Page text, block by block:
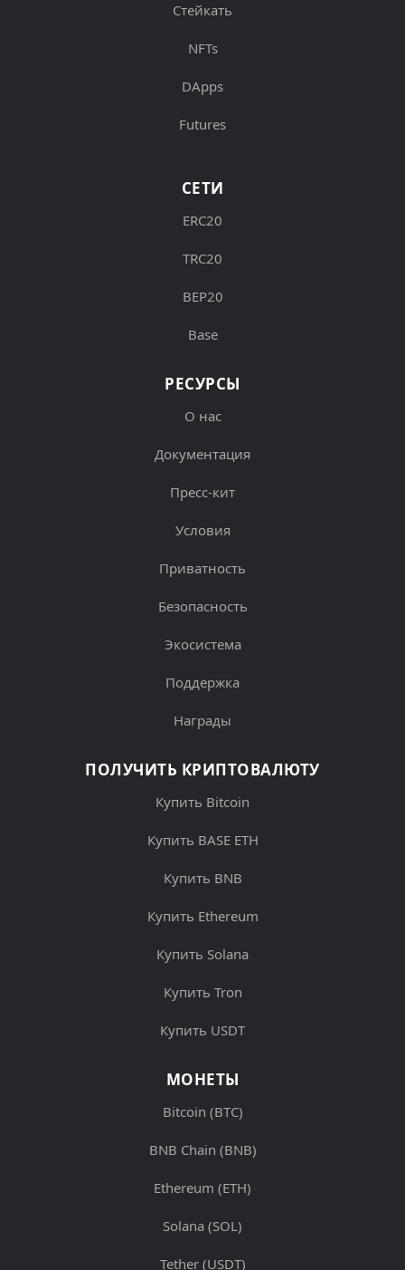
Стейкать
NFTs
DApps
Futures
СЕТИ
ERC20
TRC20
BEP20
Base
РЕСУРСЫ
О нас
Документация
Пресс-кит
Условия
Приватность
Безопасность
Экосистема
Поддержка
Награды
ПОЛУЧИТЬ КРИПТОВАЛЮТУ
Купить Bitcoin
Купить BASE ETH
Купить BNB
Купить Ethereum
Купить Solana
Купить Tron
Купить USDT
МОНЕТЫ
Bitcoin (BTC)
BNB Chain (BNB)
Ethereum (ETH)
Solana (SOL)
Tether (USDT)